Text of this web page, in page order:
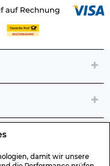
damit wir unsere